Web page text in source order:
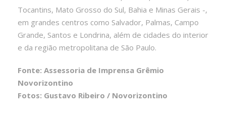
Tocantins, Mato Grosso do Sul, Bahia e Minas Gerais -,
em grandes centros como Salvador, Palmas, Campo
Grande, Santos e Londrina, além de cidades do interior
e da região metropolitana de São Paulo.
Fonte: Assessoria de Imprensa Grêmio
Novorizontino
Fotos: Gustavo Ribeiro / Novorizontino